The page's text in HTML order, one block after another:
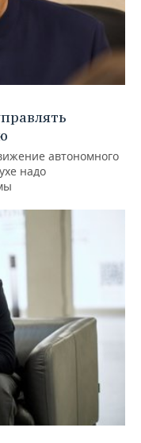
автономного
надо